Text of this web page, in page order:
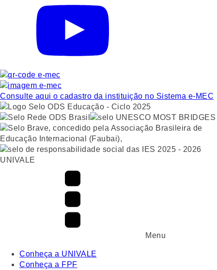
Consulte aqui o cadastro da instituição no Sistema e-MEC
UNIVALE
Menu
Conheça a UNIVALE
Conheça a FPF